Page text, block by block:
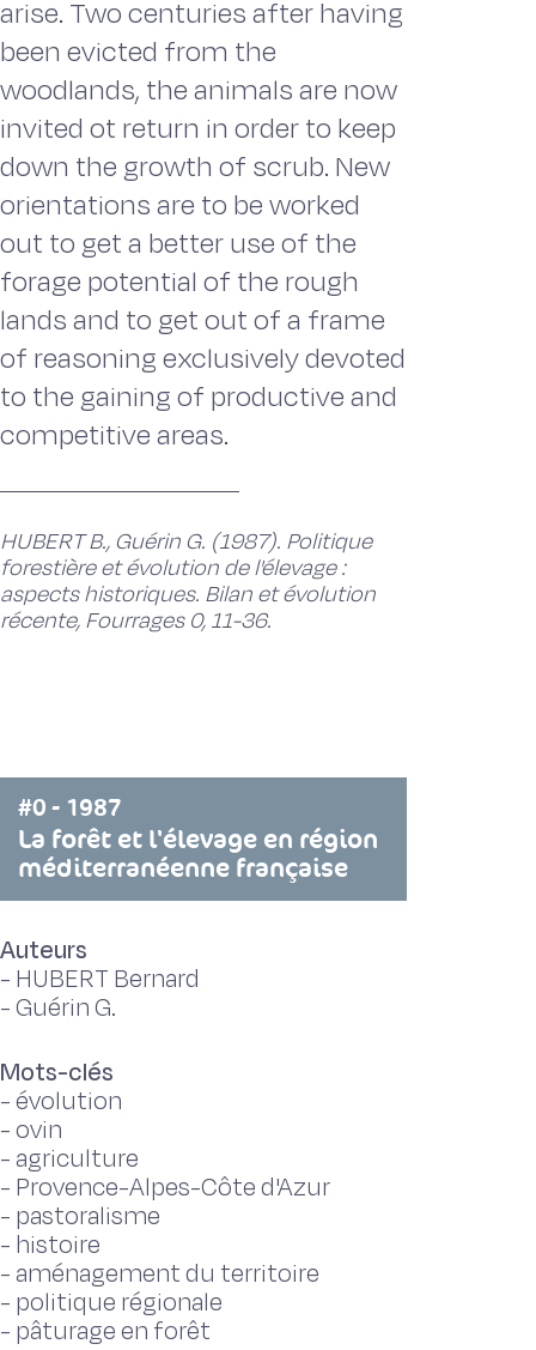
arise. Two centuries after ha­ving
been evicted from the
woodlands, the animals are now
invited ot return in order to keep
down the growth of scrub. New
orientations are to be worked
out to get a better use of the
forage potential of the rough
lands and to get out of a frame
of reasoning exclusively devoted
to the gaining of productive and
competi­tive areas.
HUBERT B., Guérin G. (1987). Politique
forestière et évolution de l'élevage :
aspects historiques. Bilan et évolution
récente, Fourrages 0, 11-36.
#0 - 1987
La forêt et l'élevage en région
méditerranéenne française
Auteurs
- HUBERT Bernard
-Guérin G.
Mots-clés
-évolution
-ovin
- agriculture
- Provence-Alpes-Côte d'Azur
- pastoralisme
- histoire
- aménagement du territoire
- politique régionale
- pâturage en forêt